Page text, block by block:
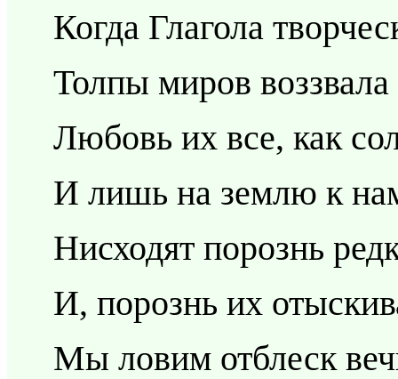
Когда Глагола
Толпы миров
Любовь их все, как
И лишь на землю к
Нисходят порознь
И, порознь их
Мы ловим отблеск